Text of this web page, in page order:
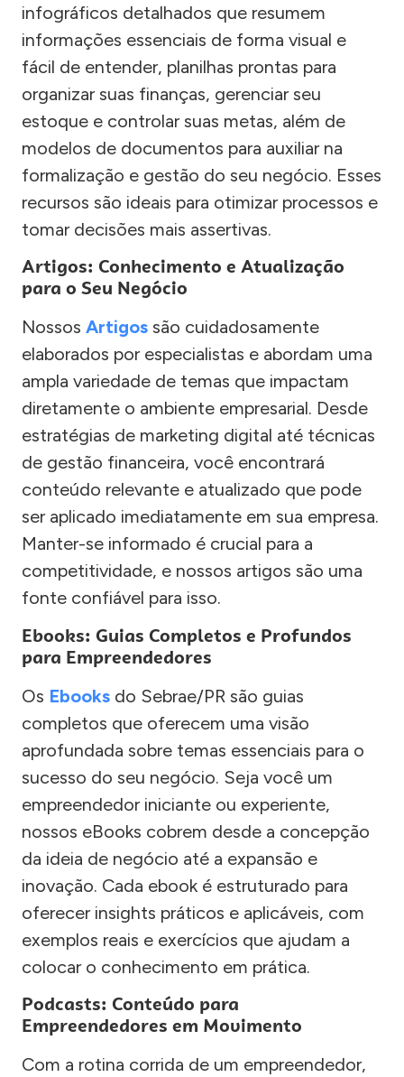
infográficos detalhados que resumem
informações essenciais de forma visual e
fácil de entender, planilhas prontas para
organizar suas finanças, gerenciar seu
estoque e controlar suas metas, além de
modelos de documentos para auxiliar na
formalização e gestão do seu negócio. Esses
recursos são ideais para otimizar processos e
tomar decisões mais assertivas.
Artigos: Conhecimento e Atualização
para o Seu Negócio
Nossos Artigos são cuidadosamente
elaborados por especialistas e abordam uma
ampla variedade de temas que impactam
diretamente o ambiente empresarial. Desde
estratégias de marketing digital até técnicas
de gestão financeira, você encontrará
conteúdo relevante e atualizado que pode
ser aplicado imediatamente em sua empresa.
Manter-se informado é crucial para a
competitividade, e nossos artigos são uma
fonte confiável para isso.
Ebooks: Guias Completos e Profundos
para Empreendedores
Os Ebooks do Sebrae/PR são guias
completos que oferecem uma visão
aprofundada sobre temas essenciais para o
sucesso do seu negócio. Seja você um
empreendedor iniciante ou experiente,
nossos eBooks cobrem desde a concepção
da ideia de negócio até a expansão e
inovação. Cada ebook é estruturado para
oferecer insights práticos e aplicáveis, com
exemplos reais e exercícios que ajudam a
colocar o conhecimento em prática.
Podcasts: Conteúdo para
Empreendedores em Movimento
Com a rotina corrida de um empreendedor,